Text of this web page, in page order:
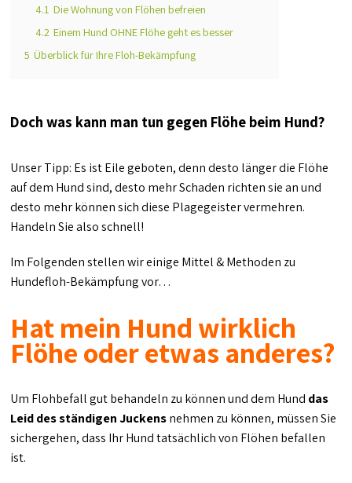
4.1 Die Wohnung von Flöhen befreien
4.2 Einem Hund OHNE Flöhe geht es besser
5 Überblick für Ihre Floh-Bekämpfung
Doch was kann man tun gegen Flöhe beim Hund?
Unser Tipp: Es ist Eile geboten, denn desto länger die Flöhe
auf dem Hund sind, desto mehr Schaden richten sie an und
desto mehr können sich diese Plagegeister vermehren.
Handeln Sie also schnell!
Im Folgenden stellen wir einige Mittel & Methoden zu
Hundefloh-Bekämpfung vor…
Hat mein Hund wirklich
Flöhe oder etwas anderes?
Um Flohbefall gut behandeln zu können und dem Hund das
Leid des ständigen Juckensnehmen zu können, müssen Sie
sichergehen, dass Ihr Hund tatsächlich von Flöhen befallen
ist.